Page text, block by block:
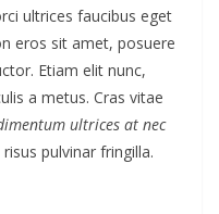
ultrices faucibus eget
eros sit amet, posuere
Etiam elit nunc,
a metus. Cras vitae
ultrices at nec
pulvinar fringilla.